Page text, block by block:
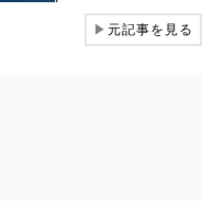
▶元記事を見る